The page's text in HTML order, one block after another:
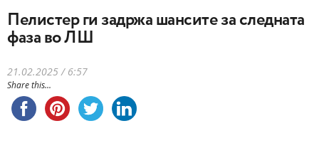
Пелистер ги задржа шансите за следната
фаза во ЛШ
21.02.2025 / 6:57
Share this...